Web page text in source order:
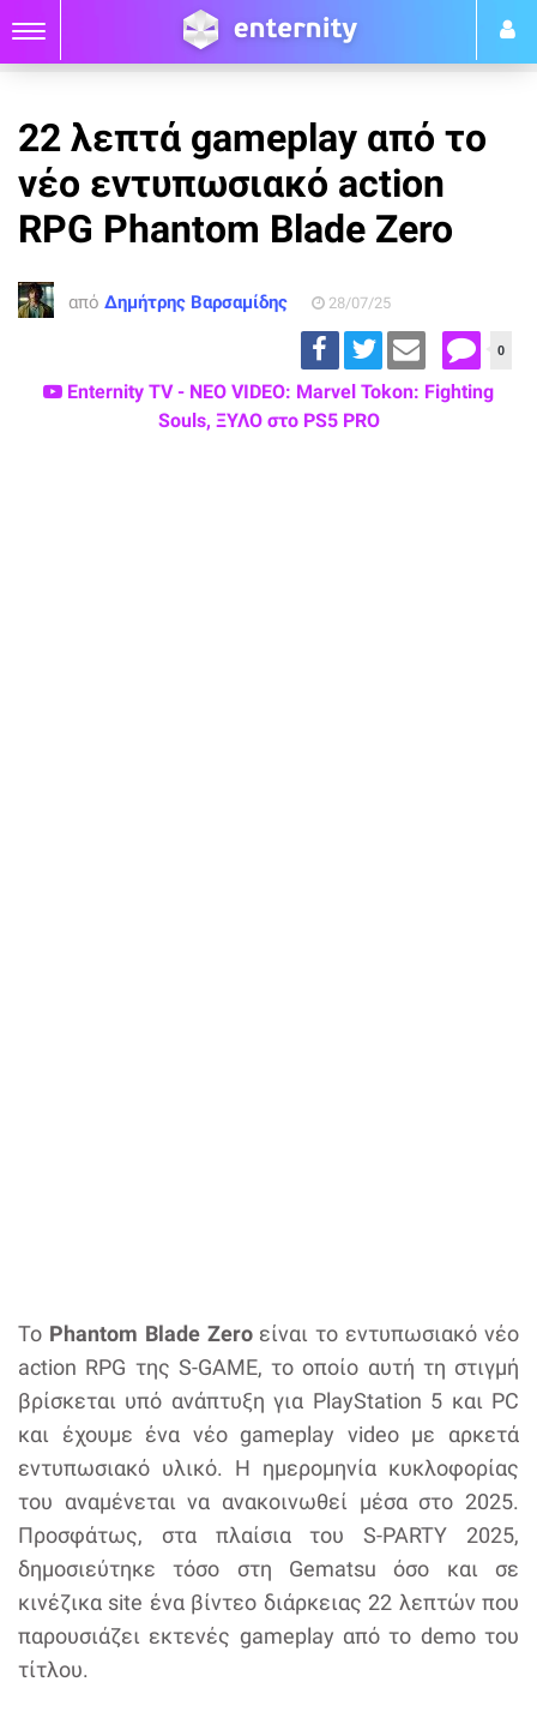
22 λεπτά gameplay από το
νέο εντυπωσιακό action
RPG Phantom Blade Zero
από Δημήτρης Βαρσαμίδης 28/07/25
0
Enternity TV - ΝΕΟ VIDEO: Marvel Tokon: Fighting
Souls, ΞΥΛΟ στο PS5 PRO
Το Phantom Blade Zeroείναι το εντυπωσιακό νέο
action RPG της S-GAME, το οποίο αυτή τη στιγμή
βρίσκεται υπό ανάπτυξη για PlayStation 5 και PC
και έχουμε ένα νέο gameplay video με αρκετά
εντυπωσιακό υλικό. Η ημερομηνία κυκλοφορίας
του αναμένεται να ανακοινωθεί μέσα στο 2025.
Προσφάτως, στα πλαίσια του S-PARTY 2025,
δημοσιεύτηκε τόσο στη Gematsu όσο και σε
κινέζικα site ένα βίντεο διάρκειας 22 λεπτών που
παρουσιάζει εκτενές gameplay από το demo του
τίτλου.